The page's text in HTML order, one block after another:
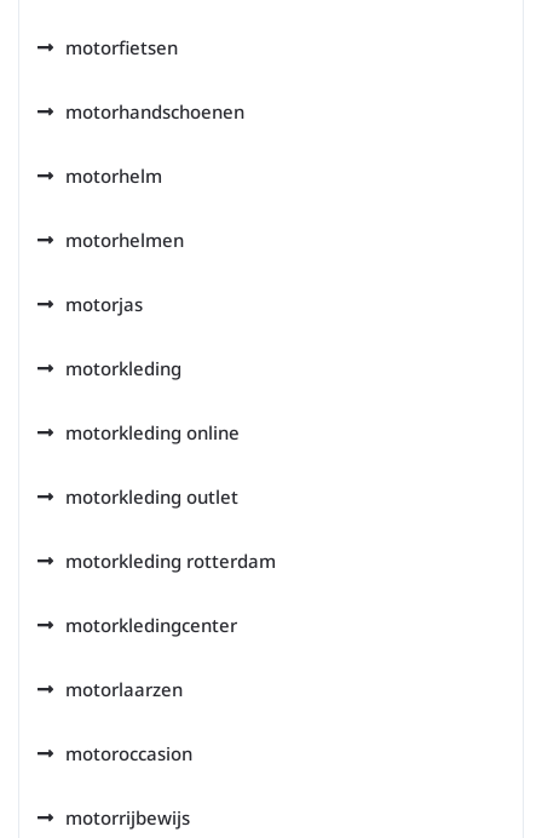
motorfietsen
motorhandschoenen
motorhelm
motorhelmen
motorjas
motorkleding
motorkleding online
motorkleding outlet
motorkleding rotterdam
motorkledingcenter
motorlaarzen
motoroccasion
motorrijbewijs